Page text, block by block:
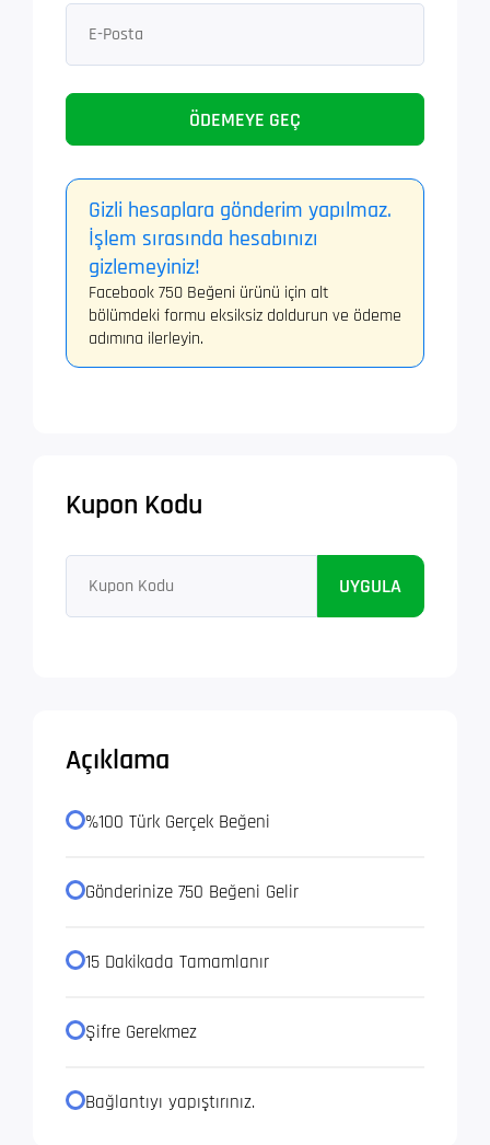
ÖDEMEYE GEÇ
Gizli hesaplara gönderim yapılmaz.
İşlem sırasında hesabınızı
gizlemeyiniz!
Facebook 750 Beğeni ürünü için alt
bölümdeki formu eksiksiz doldurun ve ödeme
adımına ilerleyin.
Kupon Kodu
UYGULA
Açıklama
%100 Türk Gerçek Beğeni
Gönderinize 750 Beğeni Gelir
15 Dakikada Tamamlanır
Şifre Gerekmez
Bağlantıyı yapıştırınız.